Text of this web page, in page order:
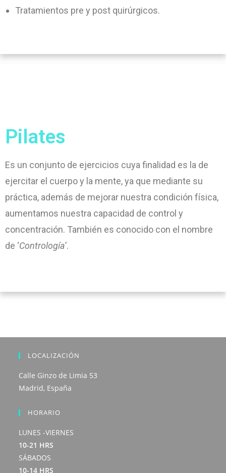
Tratamientos pre y post quirúrgicos.
Pilates
Es un conjunto de ejercicios cuya finalidad es la de
ejercitar el cuerpo y la mente, ya que mediante su
práctica, además de mejorar nuestra condición física,
aumentamos nuestra capacidad de control y
concentración. También es conocido con el nombre
de ‘Contrología’.
LOCALIZACIÓN
Calle Ginzo de Limia 53
Madrid, España
HORARIO
LUNES -VIERNES
10-21 HRS
SÁBADOS
10-14 HRS